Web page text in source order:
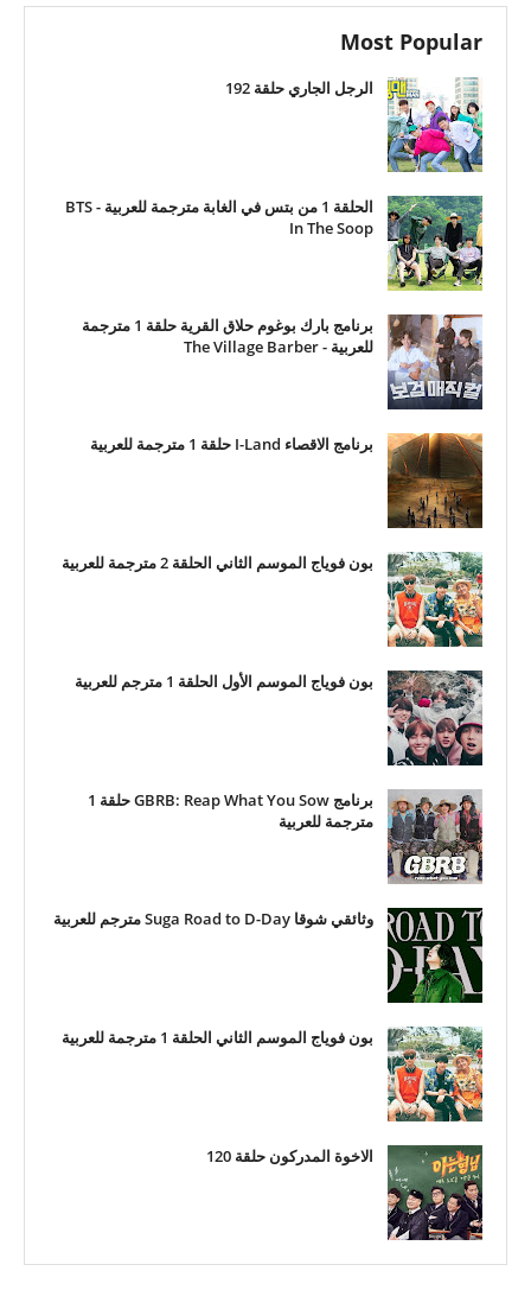
Most Popular
الرجل الجاري حلقة 192
الحلقة 1 من بتس في الغابة مترجمة للعربية - BTS
In The Soop
برنامج بارك بوغوم حلاق القرية حلقة 1 مترجمة
للعربية - The Village Barber
برنامج الاقصاء I-Land حلقة 1 مترجمة للعربية
بون فوياج الموسم الثاني الحلقة 2 مترجمة للعربية
بون فوياج الموسم الأول الحلقة 1 مترجم للعربية
برنامج GBRB: Reap What You Sow حلقة 1
مترجمة للعربية
وثائقي شوقا Suga Road to D-Day مترجم للعربية
بون فوياج الموسم الثاني الحلقة 1 مترجمة للعربية
الاخوة المدركون حلقة 120